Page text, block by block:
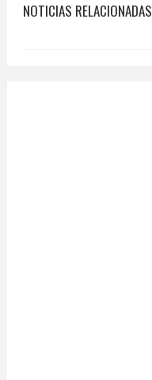
NOTICIAS RELACIONADAS